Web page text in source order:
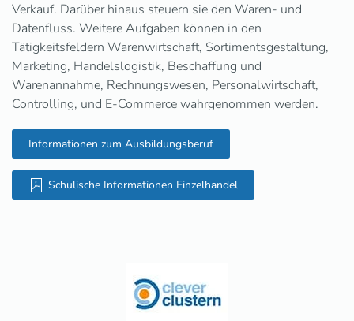
Verkauf. Darüber hinaus steuern sie den Waren- und
Datenfluss. Weitere Aufgaben können in den
Tätigkeitsfeldern Warenwirtschaft, Sortimentsgestaltung,
Marketing, Handelslogistik, Beschaffung und
Warenannahme, Rechnungswesen, Personalwirtschaft,
Controlling, und E-Commerce wahrgenommen werden.
Informationen zum Ausbildungsberuf
Schulische Informationen Einzelhandel